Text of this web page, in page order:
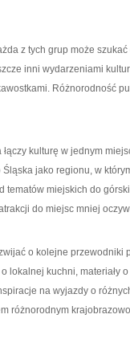
z tych grup może
inni wydarzeniami
Różnorodność
kulturę w jednym
jako regionu, w
miejskich do
do miejsc mniej
o kolejne przewodniki
lokalnej kuchni, materiały
na wyjazdy o
różnorodnym